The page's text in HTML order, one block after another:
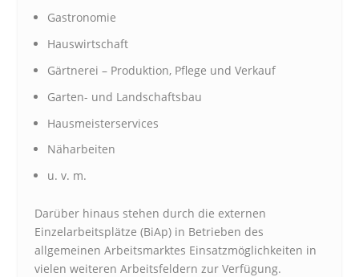
Gastronomie
Hauswirtschaft
Gärtnerei – Produktion, Pflege und Verkauf
Garten- und Landschaftsbau
Hausmeisterservices
Näharbeiten
u. v. m.
Darüber hinaus stehen durch die externen
Einzelarbeitsplätze (BiAp) in Betrieben des
allgemeinen Arbeitsmarktes Einsatzmöglichkeiten in
vielen weiteren Arbeitsfeldern zur Verfügung.